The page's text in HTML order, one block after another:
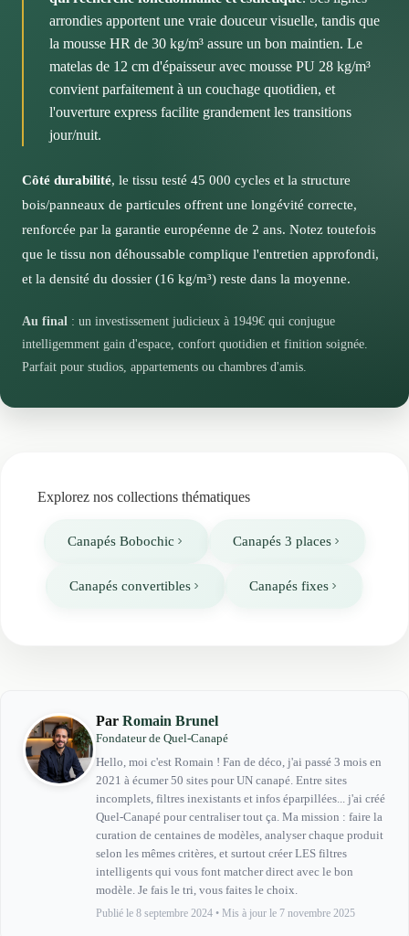
design intemporel.
ergonomiques pour votre confort quotidien optimal.
Cette polyvalence en fait un choix particulièrement
judicieux pour optimiser l'espace dans les petits
appartements ou pour créer un coin nuit occasionnel
dans votre bureau ou salon.
composition vous assure une facilité d'usage au
quotidien, avec un aspect toujours soigné après
plusieurs années d'utilisation.
Dix coloris pour personnaliser votre intérieur
Du taupe intemporel au vert audacieux, en passant par
les teintes poudrées comme le rose ou les classiques
s'accordera parfaitement à votre univers décoratif.
Les accoudoirs de 80 cm de hauteur vous offriront un
appui confortable, tandis que la largeur d'assise de 165
cm (ou 185 cm selon la version) permet à trois
personnes de s'installer aisément. Pensez à vérifier que
les dimensions des trois colis de livraison (le plus
volumineux faisant 195x75x55 cm) passeront bien dans
Un canapé 3 places optimisé pour votre quotidien
Cette conception intelligente vous garantit un mobilier
fonctionnel qui s'adapte aux contraintes d'espace
actuelles tout en conservant un confort généreux.
arrondies apportent une vraie douceur visuelle, tandis que
la mousse HR de 30 kg/m³ assure un bon maintien. Le
matelas de 12 cm d'épaisseur avec mousse PU 28 kg/m³
convient parfaitement à un couchage quotidien, et
l'ouverture express facilite grandement les transitions
jour/nuit.
Côté durabilité, le tissu testé 45 000 cycles et la structure
bois/panneaux de particules offrent une longévité correcte,
renforcée par la garantie européenne de 2 ans. Notez toutefois
que le tissu non déhoussable complique l'entretien approfondi,
et la densité du dossier (16 kg/m³) reste dans la moyenne.
Au final : un investissement judicieux à 1949€ qui conjugue
intelligemment gain d'espace, confort quotidien et finition soignée.
Parfait pour studios, appartements ou chambres d'amis.
Explorez nos collections thématiques
Canapés Bobochic Canapés 3 places
Canapés convertibles Canapés fixes
Par Romain Brunel
Fondateur de Quel-Canapé
Hello, moi c'est Romain ! Fan de déco, j'ai passé 3 mois en
2021 à écumer 50 sites pour UN canapé. Entre sites
incomplets, filtres inexistants et infos éparpillées... j'ai créé
Quel-Canapé pour centraliser tout ça. Ma mission : faire la
curation de centaines de modèles, analyser chaque produit
selon les mêmes critères, et surtout créer LES filtres
intelligents qui vous font matcher direct avec le bon
modèle. Je fais le tri, vous faites le choix.
Publié le 8 septembre 2024 • Mis à jour le 7 novembre 2025